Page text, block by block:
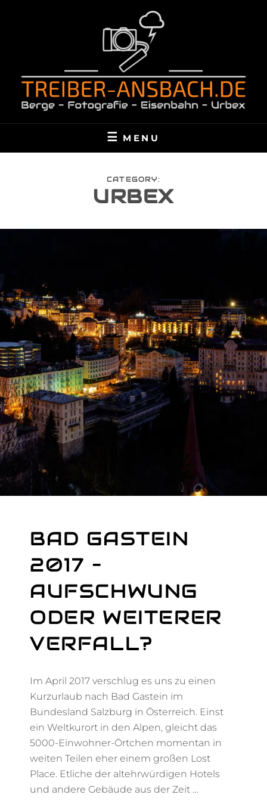
TREIBER-ANSBACH.DE
MENU
CATEGORY:
URBEX
BAD GASTEIN
2017 –
AUFSCHWUNG
ODER WEITERER
VERFALL?
Im April 2017 verschlug es uns zu einen
Kurzurlaub nach Bad Gastein im
Bundesland Salzburg in Österreich. Einst
ein Weltkurort in den Alpen, gleicht das
5000-Einwohner-Örtchen momentan in
weiten Teilen eher einem großen Lost
Place. Etliche der altehrwürdigen Hotels
und andere Gebäude aus der Zeit …